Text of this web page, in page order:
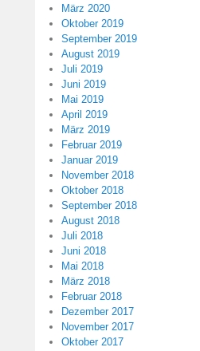
März 2020
Oktober 2019
September 2019
August 2019
Juli 2019
Juni 2019
Mai 2019
April 2019
März 2019
Februar 2019
Januar 2019
November 2018
Oktober 2018
September 2018
August 2018
Juli 2018
Juni 2018
Mai 2018
März 2018
Februar 2018
Dezember 2017
November 2017
Oktober 2017